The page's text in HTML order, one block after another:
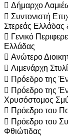
 Δήμαρχο
 Συντονιστή
Στερεάς
 Γενικό
Ελλάδας
 Ανώτερο
 Λιμενάρχη
 Πρόεδρο της
 Πρόεδρο της
Χρυσόστομος
 Πρόεδρο του
 Πρόεδρο του
Φθιώτιδας